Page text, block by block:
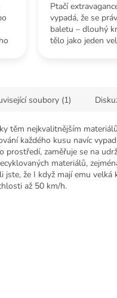
Ptačí
vypadá, že se
baletu – dlouhý
tělo jako jeden
soubory (1)
těm nejkvalitnějším
každého kusu navíc
prostředí, zaměřuje se na
materiálů,
jste, že I když mají emu
až 50 km/h.